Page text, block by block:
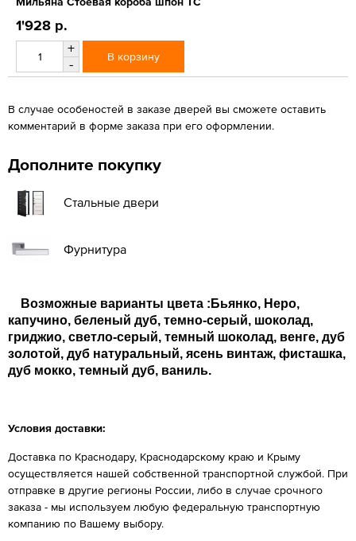
1'928 р.
+
-
В корзину
В случае особеностей в заказе дверей вы сможете оставить
комментарий в форме заказа при его оформлении.
Дополните покупку
Стальные двери
Фурнитура
Возможные варианты цвета :Бьянко, Неро,
капучино, беленый дуб, темно-серый, шоколад,
гриджио, светло-серый, темный шоколад, венге, дуб
золотой, дуб натуральный, ясень винтаж, фисташка,
дуб мокко, темный дуб, ваниль.
Условия доставки:
Доставка по Краснодару, Краснодарскому краю и Крыму
осуществляется нашей собственной транспортной службой. При
отправке в другие регионы России, либо в случае срочного
заказа - мы используем любую федеральную транспортную
компанию по Вашему выбору.